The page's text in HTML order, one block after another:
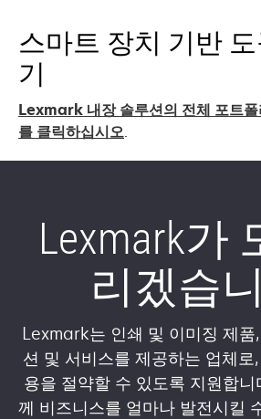
스마트 장치 기반
기
Lexmark 내장 솔루션의 전체 포트
를 클릭하십시오.
Lexmark가
리겠습
Lexmark는 인쇄 및 이미징 제품
션 및 서비스를 제공하는 업체로
용을 절약할 수 있도록 지원합
께 비즈니스를 얼마나 발전시킬